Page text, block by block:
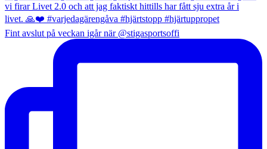
Fint avslut på veckan igår när @stigasportsoffi